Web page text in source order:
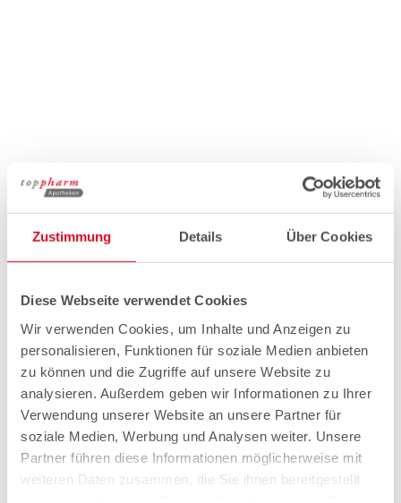
Zustimmung Details Über Cookies
Diese Webseite verwendet Cookies
Wir verwenden Cookies, um Inhalte und Anzeigen zu
personalisieren, Funktionen für soziale Medien anbieten
zu können und die Zugriffe auf unsere Website zu
analysieren. Außerdem geben wir Informationen zu Ihrer
Verwendung unserer Website an unsere Partner für
soziale Medien, Werbung und Analysen weiter. Unsere
Partner führen diese Informationen möglicherweise mit
weiteren Daten zusammen, die Sie ihnen bereitgestellt